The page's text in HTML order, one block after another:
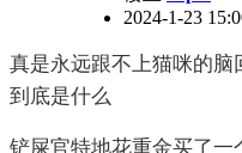
2024-1-23
真是永远跟不上猫咪的
到底是什么
铲屎官特地花重金买了一